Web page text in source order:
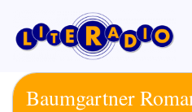
Inhalt
springen
Baumgartner